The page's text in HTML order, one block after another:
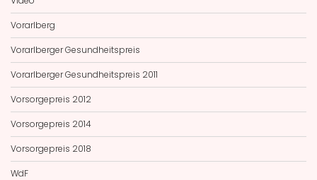
Vorarlberg
Vorarlberger Gesundheitspreis
Vorarlberger Gesundheitspreis 2011
Vorsorgepreis 2012
Vorsorgepreis 2014
Vorsorgepreis 2018
WdF